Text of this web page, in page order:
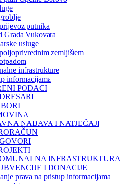
putnika
Grada Vukovara
usluge
zemljištem
infrastrukture
informacijama
PODACI
NABAVA I NATJEČAJI
INFRASTRUKTURA
I DONACIJE
prava na pristup informacijama